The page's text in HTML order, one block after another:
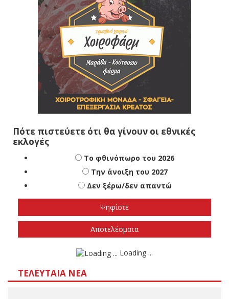
Πότε πιστεύετε ότι θα γίνουν οι εθνικές
εκλογές
Το φθινόπωρο του 2026
Την άνοιξη του 2027
Δεν ξέρω/δεν απαντώ